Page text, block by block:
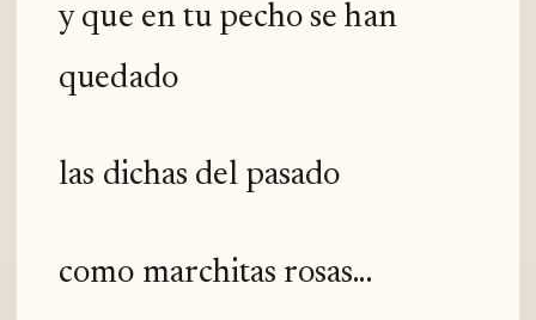
y que en tu pecho se han
quedado
las dichas del pasado
como marchitas rosas...